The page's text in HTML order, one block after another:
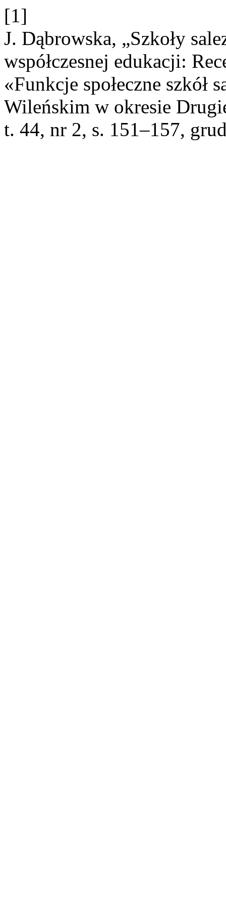
[1]
J. Dąbrowska, „Szkoły
współczesnej edukacji:
«Funkcje społeczne
Wileńskim w okresie
t. 44, nr 2, s. 151–157,